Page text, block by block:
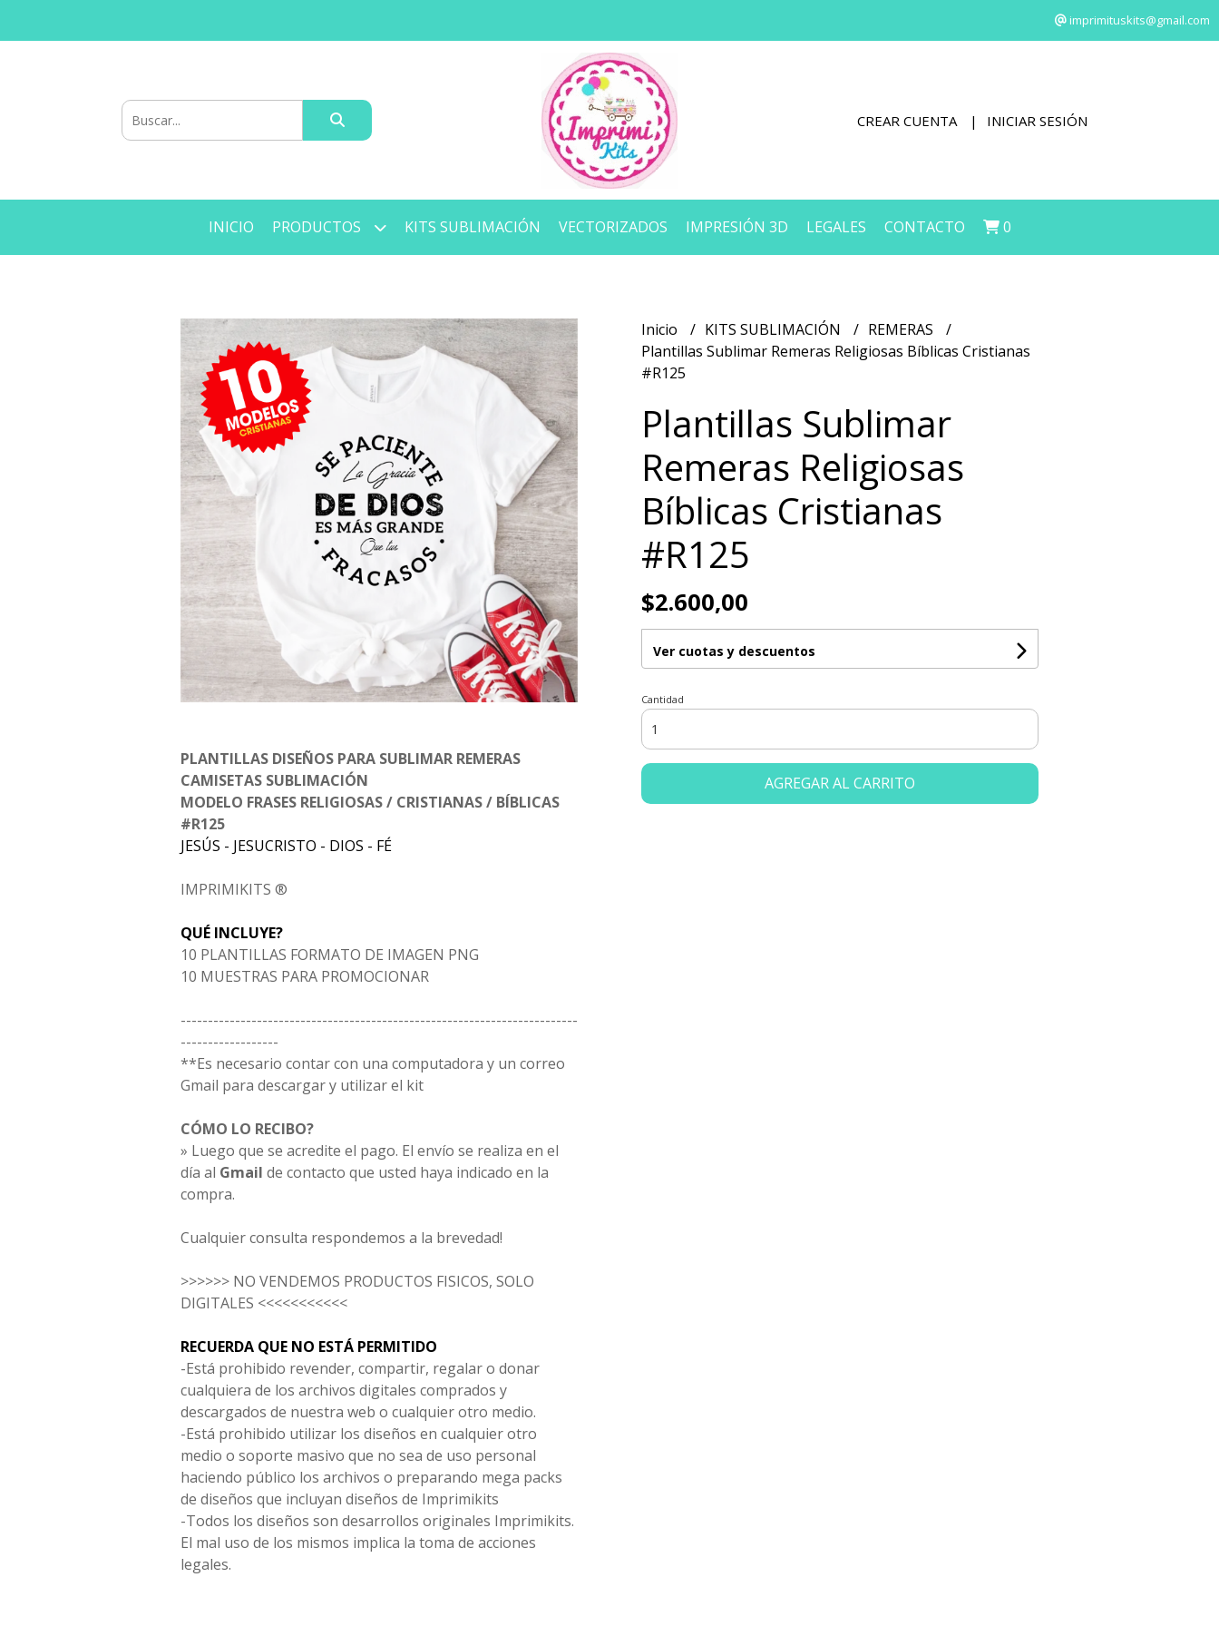
imprimituskits@gmail.com
CREAR CUENTA INICIAR SESIÓN
INICIO PRODUCTOS KITS SUBLIMACIÓN VECTORIZADOS IMPRESIÓN 3D LEGALES CONTACTO 0
PLANTILLAS DISEÑOS PARA SUBLIMAR REMERAS
CAMISETAS SUBLIMACIÓN
MODELO FRASES RELIGIOSAS / CRISTIANAS / BÍBLICAS
#R125
JESÚS - JESUCRISTO - DIOS - FÉ
IMPRIMIKITS ®
QUÉ INCLUYE?
10 PLANTILLAS FORMATO DE IMAGEN PNG
10 MUESTRAS PARA PROMOCIONAR
-------------------------------------------------------------------------
------------------
**Es necesario contar con una computadora y un correo
Gmail para descargar y utilizar el kit
CÓMO LO RECIBO?
» Luego que se acredite el pago. El envío se realiza en el
día al Gmail de contacto que usted haya indicado en la
compra.
Cualquier consulta respondemos a la brevedad!
>>>>>> NO VENDEMOS PRODUCTOS FISICOS, SOLO
DIGITALES <<<<<<<<<<<
RECUERDA QUE NO ESTÁ PERMITIDO
-Está prohibido revender, compartir, regalar o donar
cualquiera de los archivos digitales comprados y
descargados de nuestra web o cualquier otro medio.
-Está prohibido utilizar los diseños en cualquier otro
medio o soporte masivo que no sea de uso personal
haciendo público los archivos o preparando mega packs
de diseños que incluyan diseños de Imprimikits
-Todos los diseños son desarrollos originales Imprimikits.
El mal uso de los mismos implica la toma de acciones
legales.
Inicio KITS SUBLIMACIÓN
REMERAS
Plantillas Sublimar Remeras Religiosas Bíblicas Cristianas
#R125
Plantillas Sublimar
Remeras Religiosas
Bíblicas Cristianas
#R125
$2.600,00
Ver cuotas y descuentos
Cantidad
AGREGAR AL CARRITO